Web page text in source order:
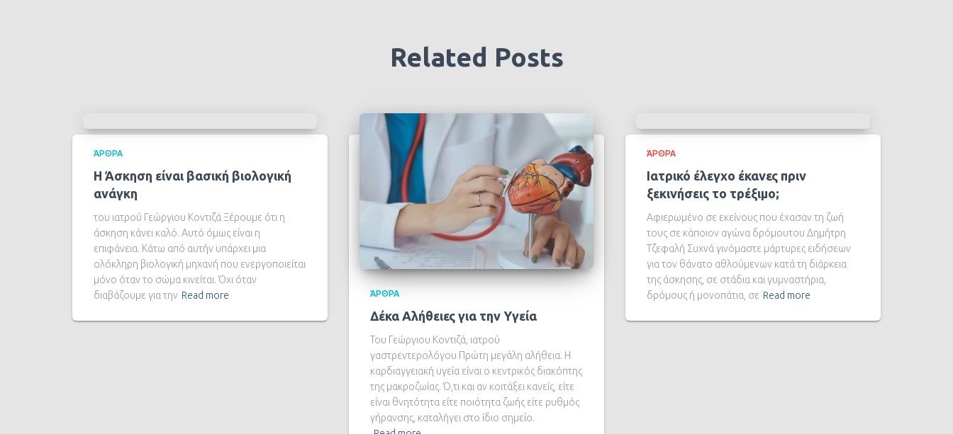
Related Posts
ΆΡΘΡΑ
Η Άσκηση είναι βασική βιολογική
ανάγκη
του ιατρού Γεώργιου Κοντιζά Ξέρουμε ότι η
άσκηση κάνει καλό. Αυτό όμως είναι η
επιφάνεια. Κάτω από αυτήν υπάρχει μια
ολόκληρη βιολογική μηχανή που ενεργοποιείται
μόνο όταν το σώμα κινείται. Όχι όταν
διαβάζουμε για την Read more ΆΡΘΡΑ
Δέκα Αλήθειες για την Υγεία
Του Γεώργιου Κοντιζά, ιατρού
γαστρεντερολόγου Πρώτη μεγάλη αλήθεια. Η
καρδιαγγειακή υγεία είναι ο κεντρικός διακόπτης
της μακροζωίας. Ό,τι και αν κοιτάξει κανείς, είτε
είναι θνητότητα είτε ποιότητα ζωής είτε ρυθμός
γήρανσης, καταλήγει στο ίδιο σημείο.
ΆΡΘΡΑ
Ιατρικό έλεγχο έκανες πριν
ξεκινήσεις το τρέξιμο;
Αφιερωμένο σε εκείνους που έχασαν τη ζωή
τους σε κάποιον αγώνα δρόμουτου Δημήτρη
Τζεφαλή Συχνά γινόμαστε μάρτυρες ειδήσεων
για τον θάνατο αθλούμενων κατά τη διάρκεια
της άσκησης, σε στάδια και γυμναστήρια,
δρόμους ή μονοπάτια, σε Read more